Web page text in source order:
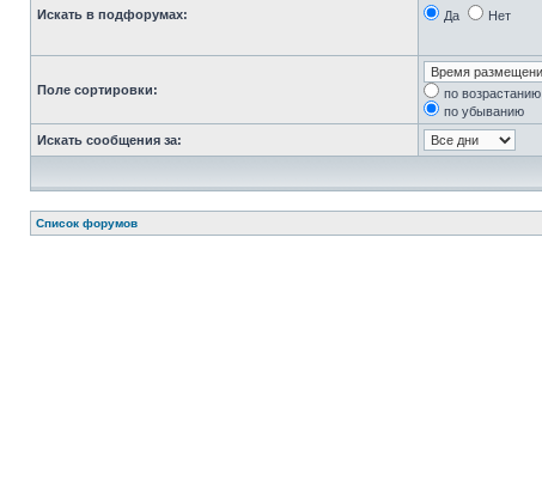
Искать в подфорумах: Да Нет
Поле сортировки:
по возрастанию
по убыванию
Искать сообщения за:
Список форумов